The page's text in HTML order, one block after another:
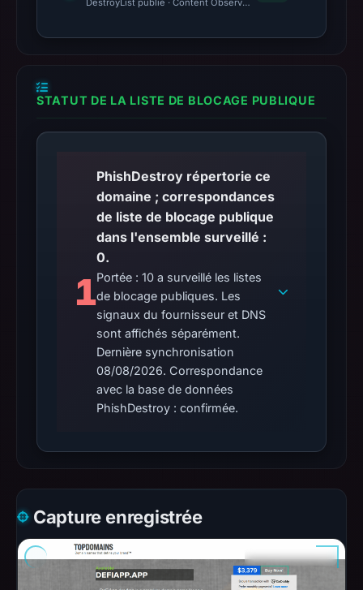
DestroyList publié · Content Observed Unavailable · Délai
STATUT DE LA LISTE DE BLOCAGE PUBLIQUE
1
PhishDestroy répertorie ce
domaine ; correspondances
de liste de blocage publique
dans l'ensemble surveillé :
0.
Portée : 10 a surveillé les listes
de blocage publiques. Les
signaux du fournisseur et DNS
sont affichés séparément.
Dernière synchronisation
08/08/2026. Correspondance
avec la base de données
PhishDestroy : confirmée.
Capture enregistrée